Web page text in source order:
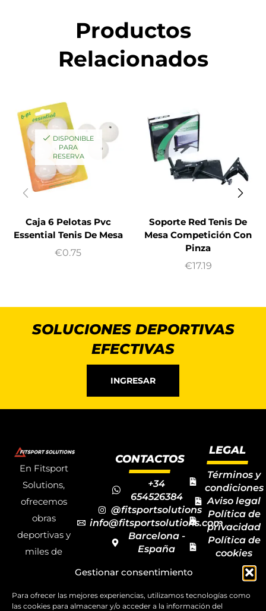
Gestionar consentimiento
Para ofrecer las mejores experiencias, utilizamos tecnologías como
las cookies para almacenar y/o acceder a la información del
Productos
Relacionados
DISPONIBLE
PARA
RESERVA
Caja 6 Pelotas Pvc
Essential Tenis De Mesa
€0.75
Soporte Red Tenis De
Mesa Competición Con
Pinza
€17.19
SOLUCIONES DEPORTIVAS
EFECTIVAS
INGRESAR
En Fitsport
Solutions,
ofrecemos
obras
deportivas y
miles de
deportivos
CONTACTOS
+34
654526384
@fitsportsolutions
info@fitsportsolutions.com
Barcelona -
España
de contacto
LEGAL
Términos y
condiciones
Aviso legal
Política de
privacidad
Política de
cookies
Mapa del
sitio